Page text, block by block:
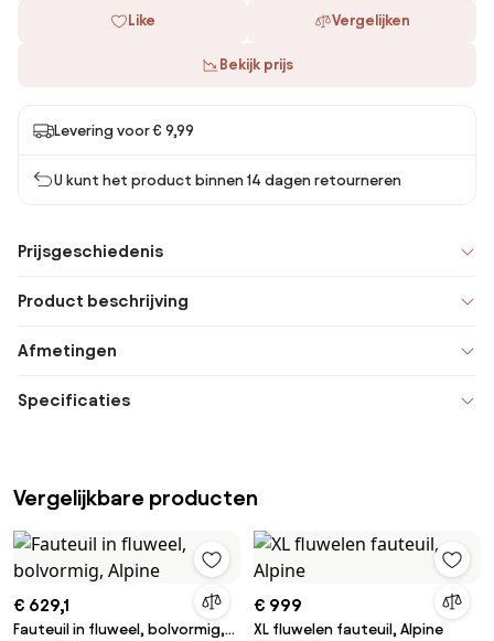
Like Vergelijken
Bekijk prijs
Levering voor € 9,99
U kunt het product binnen 14 dagen retourneren
Prijsgeschiedenis
Product beschrijving
Afmetingen
Specificaties
Vergelijkbare producten
€ 629,1
Fauteuil in fluweel, bolvormig,
€ 999
XL fluwelen fauteuil, Alpine